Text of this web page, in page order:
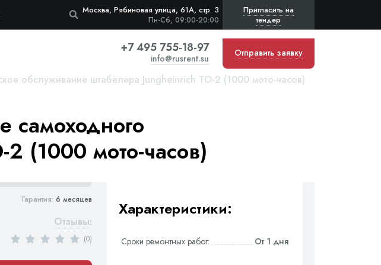
Москва, Рябиновая улица, 61А, стр. 3
Пн-Сб, 09:00-20:00
Пригласить на
тендер
+7 495 755-18-97
info@rusrent.su Отправить заявку
обслуживание штабелера Jungheinrich ТО-2 (1000 мото-часов)
самоходного
(1000 мото-часов)
Гарантия: 6 месяцев
Отзывы:
(0)
Характеристики:
Сроки ремонтных работ: От 1 дня